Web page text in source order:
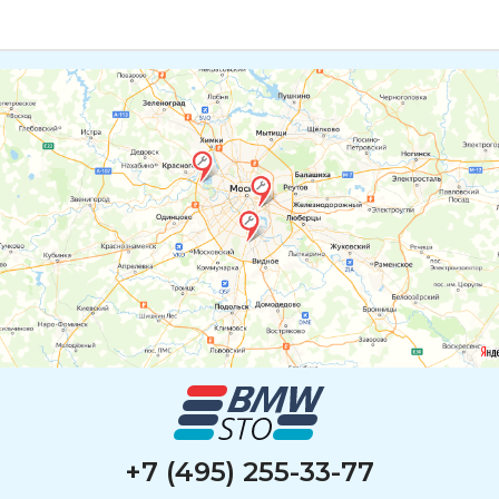
-Оригинальное дооснащение и детейлинг БМВдля
повышения комфорта и улучшения внешнего вида
автомобиля: чип-тюнинг; установка камеры заднего
вида и ее омывателя; установка элементов
стайлинга; химчистка, полировка, нанесение
керамики; тонирование атермальной пленкой.
Наша команда работает для вас! Спасибо, что
доверяете нам своего «железного друга», и до
встречи в BMW-STO!
+7 (495) 255-33-77